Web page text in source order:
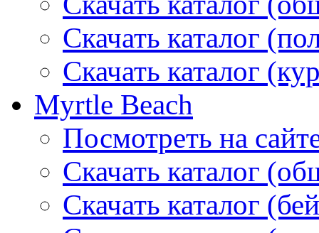
Скачать каталог
Скачать каталог
Myrtle Beach
Посмотреть на
Скачать каталог
Скачать каталог